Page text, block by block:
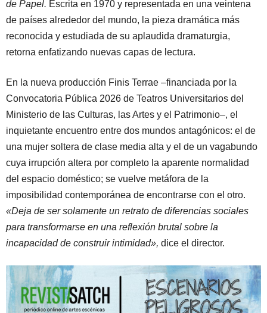
de Papel. Escrita en 1970 y representada en una veintena
de países alrededor del mundo, la pieza dramática más
reconocida y estudiada de su aplaudida dramaturgia,
retorna enfatizando nuevas capas de lectura.
En la nueva producción Finis Terrae –financiada por la
Convocatoria Pública 2026 de Teatros Universitarios del
Ministerio de las Culturas, las Artes y el Patrimonio–, el
inquietante encuentro entre dos mundos antagónicos: el de
una mujer soltera de clase media alta y el de un vagabundo
cuya irrupción altera por completo la aparente normalidad
del espacio doméstico; se vuelve metáfora de la
imposibilidad contemporánea de encontrarse con el otro.
«Deja de ser solamente un retrato de diferencias sociales
para transformarse en una reflexión brutal sobre la
incapacidad de construir intimidad», dice el director.